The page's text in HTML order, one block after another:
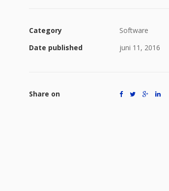
Category
Software
Date published
juni 11, 2016
Share on